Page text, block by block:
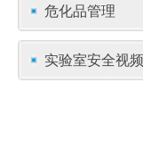
危化品管理
实验室安全视频